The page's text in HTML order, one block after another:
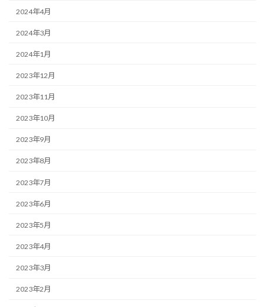
2024年4月
2024年3月
2024年1月
2023年12月
2023年11月
2023年10月
2023年9月
2023年8月
2023年7月
2023年6月
2023年5月
2023年4月
2023年3月
2023年2月